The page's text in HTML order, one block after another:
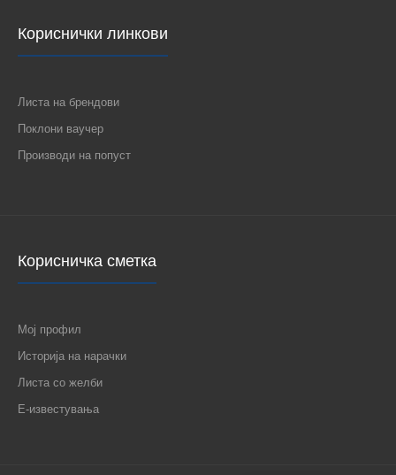
Кориснички линкови
Листа на брендови
Поклони ваучер
Производи на попуст
Корисничка сметка
Мој профил
Историја на нарачки
Листа со желби
Е-известувања